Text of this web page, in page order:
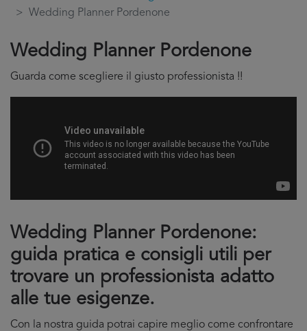
Wedding Planner Pordenone
Wedding Planner Pordenone
Guarda come scegliere il giusto professionista !!
Wedding Planner Pordenone:
guida pratica e consigli utili per
trovare un professionista adatto
alle tue esigenze.
Con la nostra guida potrai capire meglio come confrontare